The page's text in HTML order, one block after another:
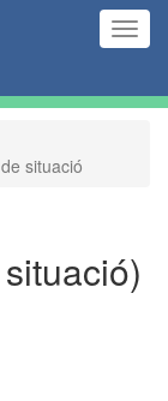
situació